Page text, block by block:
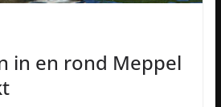
in en rond Meppel